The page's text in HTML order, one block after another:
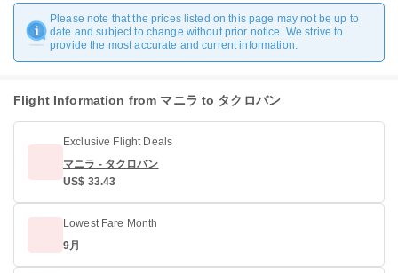
Please note that the prices listed on this page may not be up to
date and subject to change without prior notice. We strive to
provide the most accurate and current information.
Flight Information from マニラ to タクロバン
Exclusive Flight Deals
マニラ - タクロバン
US$ 33.43
Lowest Fare Month
9月